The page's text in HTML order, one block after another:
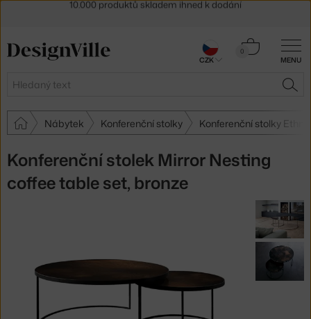
MENU
Hledat
0
Košík
Nábytek Konferenční stolky Konferenční stolky
Konferenční stolek Mirror Nesting
coffee table set, bronze
30 dní na vrácení zboží
CZK